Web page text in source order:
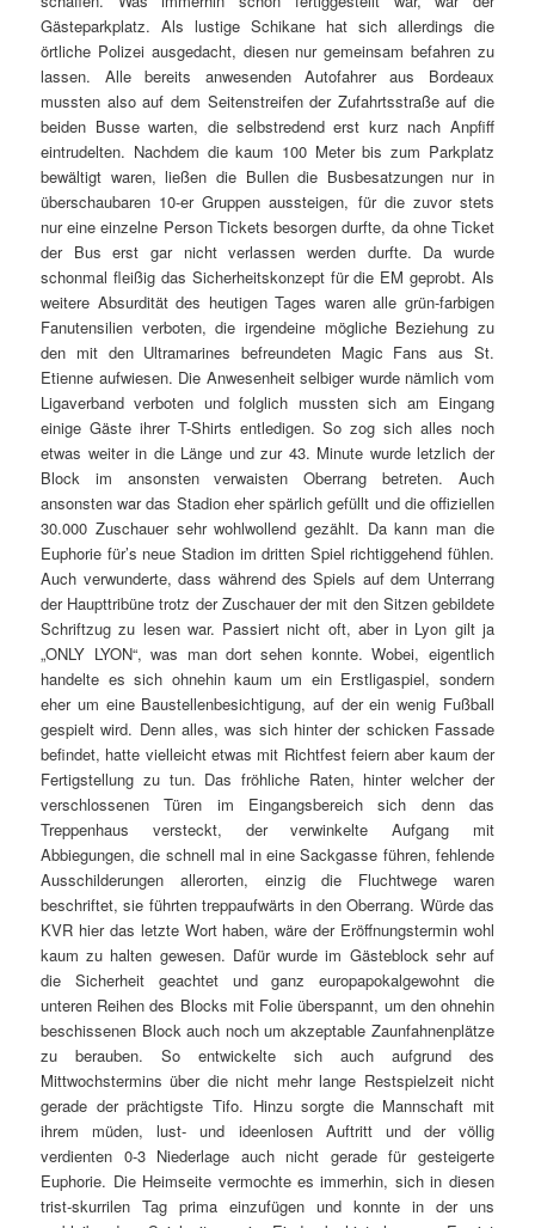
weitere Absurdität des heutigen Tages waren alle grün-farbigen
Fanutensilien verboten, die irgendeine mögliche Beziehung zu
den mit den Ultramarines befreundeten Magic Fans aus St.
Etienne aufwiesen. Die Anwesenheit selbiger wurde nämlich vom
Ligaverband verboten und folglich mussten sich am Eingang
einige Gäste ihrer T-Shirts entledigen. So zog sich alles noch
etwas weiter in die Länge und zur 43. Minute wurde letzlich der
Block im ansonsten verwaisten Oberrang betreten. Auch
ansonsten war das Stadion eher spärlich gefüllt und die offiziellen
30.000 Zuschauer sehr wohlwollend gezählt. Da kann man die
Euphorie für’s neue Stadion im dritten Spiel richtiggehend fühlen.
Auch verwunderte, dass während des Spiels auf dem Unterrang
der Haupttribüne trotz der Zuschauer der mit den Sitzen gebildete
Schriftzug zu lesen war. Passiert nicht oft, aber in Lyon gilt ja
„ONLY LYON“, was man dort sehen konnte. Wobei, eigentlich
handelte es sich ohnehin kaum um ein Erstligaspiel, sondern
eher um eine Baustellenbesichtigung, auf der ein wenig Fußball
gespielt wird. Denn alles, was sich hinter der schicken Fassade
befindet, hatte vielleicht etwas mit Richtfest feiern aber kaum der
Fertigstellung zu tun. Das fröhliche Raten, hinter welcher der
verschlossenen Türen im Eingangsbereich sich denn das
Treppenhaus versteckt, der verwinkelte Aufgang mit
Abbiegungen, die schnell mal in eine Sackgasse führen, fehlende
Ausschilderungen allerorten, einzig die Fluchtwege waren
beschriftet, sie führten treppaufwärts in den Oberrang. Würde das
KVR hier das letzte Wort haben, wäre der Eröffnungstermin wohl
kaum zu halten gewesen. Dafür wurde im Gästeblock sehr auf
die Sicherheit geachtet und ganz europapokalgewohnt die
unteren Reihen des Blocks mit Folie überspannt, um den ohnehin
beschissenen Block auch noch um akzeptable Zaunfahnenplätze
zu berauben. So entwickelte sich auch aufgrund des
Mittwochstermins über die nicht mehr lange Restspielzeit nicht
gerade der prächtigste Tifo. Hinzu sorgte die Mannschaft mit
ihrem müden, lust- und ideenlosen Auftritt und der völlig
verdienten 0-3 Niederlage auch nicht gerade für gesteigerte
Euphorie. Die Heimseite vermochte es immerhin, sich in diesen
trist-skurrilen Tag prima einzufügen und konnte in der uns
verbleibenden Spielzeit wenig Eindruck hinterlassen. Es ist
zumindest anzunehmen, dass sie die große Bad Gones Kop
Virage Nord – Fahne in diesem Stadion noch häufiger in einem
komplett leeren Oberrang aufhängen dürfen. Die Blocksperre für
die Bordelais rundete diesen Tag irgendwie noch gelungen ab,
bevor uns am Parkplatz offenbar wurde, dass die Bullen während
des Spiels die Busse nach diversen Betäubungsmittelchen
durchsuchten. Schöne neue Fußballwelt… Anerkennende Worte
gehen abschließend an unsere Freunde von den Ultramarines,
die diesen Wahnsinn zwischen Ausnahmezustand und EM-
Vorbereitungen jede Woche ertragen müssen und uns wieder
einmal so herzlich empfingen.